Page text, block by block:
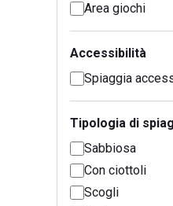
Area giochi
Accessibilità
Spiaggia
Tipologia di
Sabbiosa
Con ciottoli
Scogli